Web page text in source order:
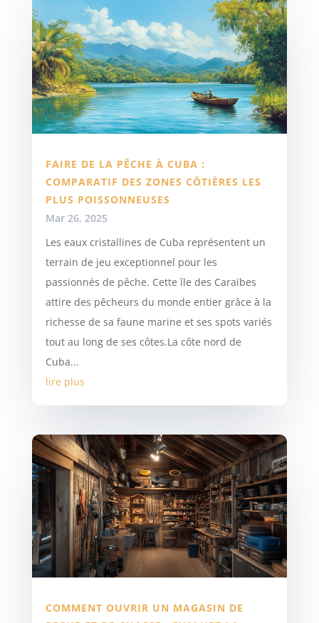
FAIRE DE LA PÊCHE À CUBA :
COMPARATIF DES ZONES CÔTIÈRES LES
PLUS POISSONNEUSES
Mar 26, 2025
Les eaux cristallines de Cuba représentent un
terrain de jeu exceptionnel pour les
passionnés de pêche. Cette île des Caraïbes
attire des pêcheurs du monde entier grâce à la
richesse de sa faune marine et ses spots variés
tout au long de ses côtes.La côte nord de
Cuba...
lire plus
COMMENT OUVRIR UN MAGASIN DE